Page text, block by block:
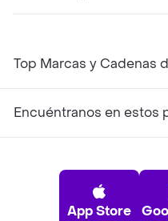
Top Marcas y Cadenas
Encuéntranos en estos
App Store